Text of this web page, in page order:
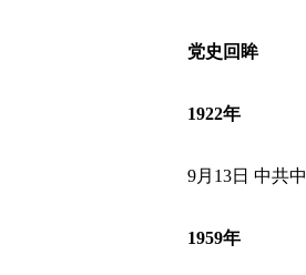
党史回眸
1922年
9月13日 中共中
1959年